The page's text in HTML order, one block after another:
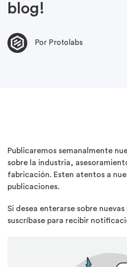
blog!
Por Protolabs
Publicaremos semanalmente
sobre la industria,
fabricación. Esten atentos a
publicaciones.
Si desea enterarse sobre
suscríbase para recibir